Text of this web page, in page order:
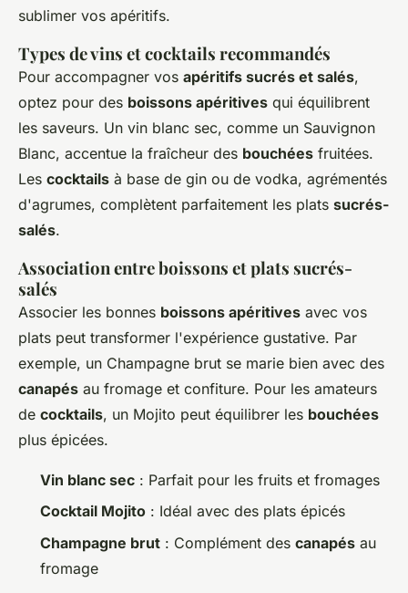
sublimer vos apéritifs.
Types de vins et cocktails recommandés
Pour accompagner vos apéritifs sucrés et salés,
optez pour des boissons apéritives qui équilibrent
les saveurs. Un vin blanc sec, comme un Sauvignon
Blanc, accentue la fraîcheur des bouchées fruitées.
Les cocktails à base de gin ou de vodka, agrémentés
d'agrumes, complètent parfaitement les plats sucrés-
salés.
Association entre boissons et plats sucrés-
salés
Associer les bonnes boissons apéritives avec vos
plats peut transformer l'expérience gustative. Par
exemple, un Champagne brut se marie bien avec des
canapés au fromage et confiture. Pour les amateurs
de cocktails, un Mojito peut équilibrer les bouchées
plus épicées.
Vin blanc sec : Parfait pour les fruits et fromages
Cocktail Mojito : Idéal avec des plats épicés
Champagne brut : Complément des canapés au
fromage